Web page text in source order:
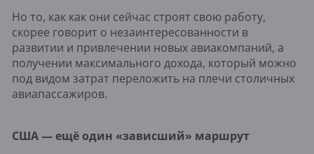
Но то, как как они сейчас строят свою работу,
скорее говорит о незаинтересованности в
развитии и привлечении новых авиакомпаний, а
получении максимального дохода, который можно
под видом затрат переложить на плечи столичных
авиапассажиров.
США — ещё один «зависший» маршрут